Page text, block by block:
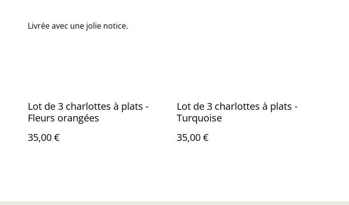
Livrée avec une jolie notice.
Lot de 3 charlottes à plats -
Fleurs orangées
35,00 €
Lot de 3 charlottes à plats -
Turquoise
35,00 €